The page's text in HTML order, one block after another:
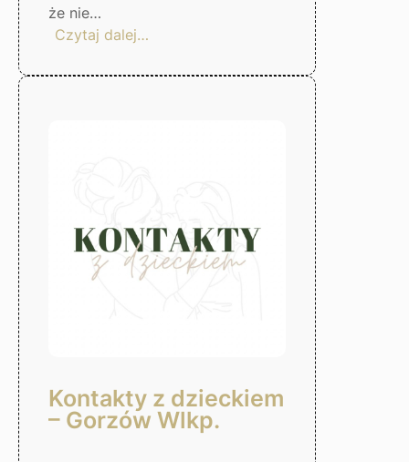
że nie…
Czytaj dalej…
od
Kontakty z dzieckiem
– Gorzów Wlkp.